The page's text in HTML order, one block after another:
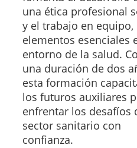
una ética profesional
y el trabajo en equipo,
elementos esenciales
entorno de la salud.
una duración de dos
esta formación
los futuros auxiliares
enfrentar los desafíos
sector sanitario con
confianza.